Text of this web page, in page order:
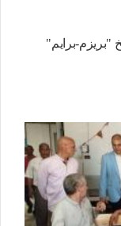
برايم"